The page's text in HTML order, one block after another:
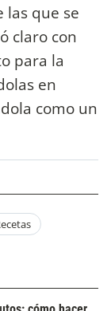
las que se
claro con
para la
en
como un